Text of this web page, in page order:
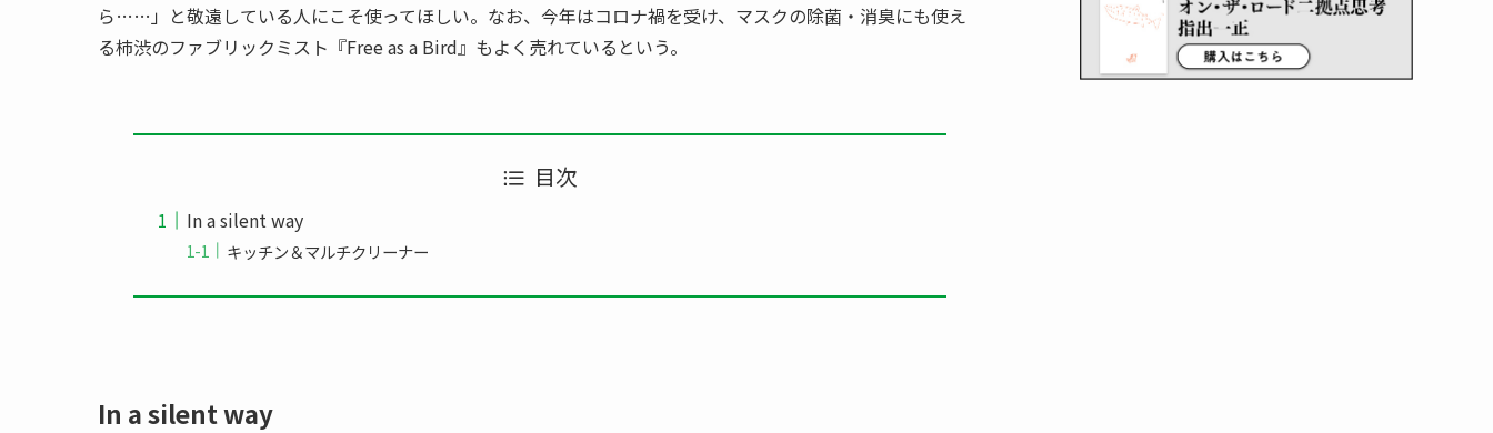
ら……」と敬遠している人にこそ使ってほしい。なお、今年はコロナ禍を受け、マスクの除菌・消臭にも使え
る柿渋のファブリックミスト『Free as a Bird』もよく売れているという。
目次
In a silent way
キッチン＆マルチクリーナー
In a silent way